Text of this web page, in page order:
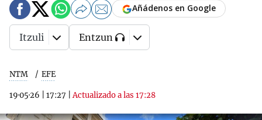
NTM EFE
19·05·26 17:27 |Actualizado a las 17:28
Añádenos en Google
Itzuli Entzun